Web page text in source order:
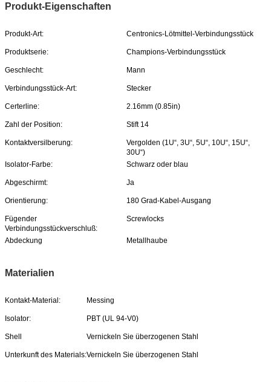
Produkt-Eigenschaften
Produkt-Art: Centronics-Lötmittel-Verbindungsstück
Produktserie: Champions-Verbindungsstück
Geschlecht: Mann
Verbindungsstück-Art: Stecker
Certerline: 2.16mm (0.85in)
Zahl der Position: Stift 14
Kontaktversilberung:
Vergolden (1U“, 3U“, 5U“, 10U“, 15U“,
30U“)
Isolator-Farbe:
Schwarz oder blau
Abgeschirmt: Ja
Orientierung: 180 Grad-Kabel-Ausgang
Fügender
Verbindungsstückverschluß:
Screwlocks
Abdeckung Metallhaube
Materialien
Kontakt-Material: Messing
Isolator: PBT (UL 94-V0)
Shell Vernickeln Sie überzogenen Stahl
Unterkunft des Materials:Vernickeln Sie überzogenen Stahl